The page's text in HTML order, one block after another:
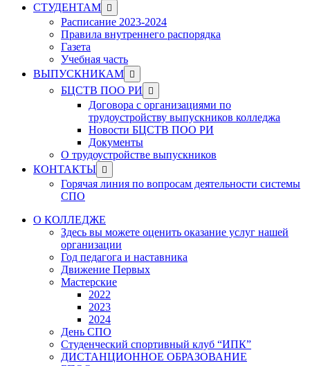
СТУДЕНТАМ Show
sub
menu
Расписание 2023-2024
Правила внутреннего распорядка
Газета
Учебная часть
ВЫПУСКНИКАМ Show
sub
menu
БЦСТВ ПОО РИ
Show
sub
menu
Договора с организациями по
трудоустройству выпускников колледжа
Новости БЦСТВ ПОО РИ
Документы
О трудоустройстве выпускников
КОНТАКТЫ Show
sub
menu
Горячая линия по вопросам деятельности системы
СПО
О КОЛЛЕДЖЕ
Здесь вы можете оценить оказание услуг нашей
организации
Год педагога и наставника
Движение Первых
Мастерские
2022
2023
2024
День СПО
Студенческий спортивный клуб “ИПК”
ДИСТАНЦИОННОЕ ОБРАЗОВАНИЕ